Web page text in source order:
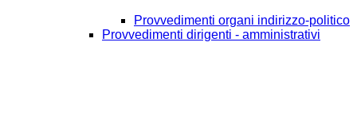
Provvedimenti organi indirizzo-politico
Provvedimenti dirigenti - amministrativi